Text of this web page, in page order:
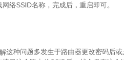
络SSID名称，完成后，重启即可。
这种问题多发生于路由器更改密码后